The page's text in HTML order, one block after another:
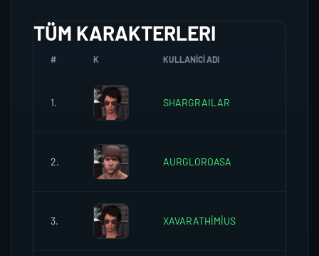
TÜM KARAKTERLERI
# K KULLANICI ADI
1. SHARGRAILAR
2. AURGLOROASA
3. XAVARATHİMİUS